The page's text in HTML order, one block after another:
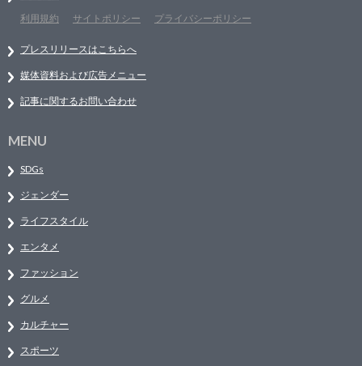
利用規約
サイトポリシー プライバシーポリシー
プレスリリースはこちらへ
媒体資料および広告メニュー
記事に関するお問い合わせ
MENU
SDGs
ジェンダー
ライフスタイル
エンタメ
ファッション
グルメ
カルチャー
スポーツ